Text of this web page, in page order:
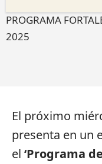
PROGRAMA
2025
El próximo
presenta en un
el ‘Programa